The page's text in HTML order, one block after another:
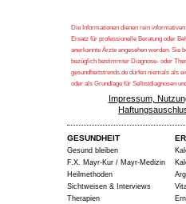
Die Informationen dienen rein
Ersatz für professionelle Beratung oder
anerkannte Ärzte angesehen werden. Sie
bezüglich bestimmter Diagnose- oder
gesundheitstrends.de dürfen niemals als
oder als Grundlage für Selbstdiagnosen
Impressum,
GESUNDHEIT
Gesund bleiben
F.X. Mayr-Kur / Mayr-Medizin
Heilmethoden
Sichtweisen & Interviews
Therapien